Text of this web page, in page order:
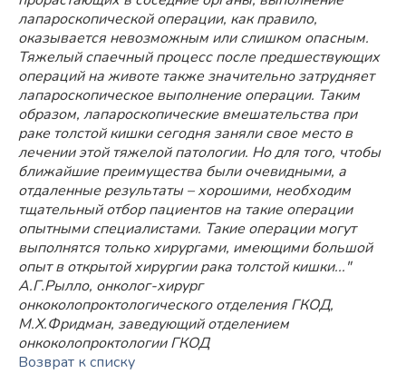
лапароскопической операции, как правило,
оказывается невозможным или слишком опасным.
Тяжелый спаечный процесс после предшествующих
операций на животе также значительно затрудняет
лапароскопическое выполнение операции. Таким
образом, лапароскопические вмешательства при
раке толстой кишки сегодня заняли свое место в
лечении этой тяжелой патологии. Но для того, чтобы
ближайшие преимущества были очевидными, а
отдаленные результаты – хорошими, необходим
тщательный отбор пациентов на такие операции
опытными специалистами. Такие операции могут
выполнятся только хирургами, имеющими большой
опыт в открытой хирургии рака толстой кишки..."
А.Г.Рылло, онколог-хирург
онкоколопроктологического отделения ГКОД,
М.Х.Фридман, заведующий отделением
онкоколопроктологии ГКОД
Возврат к списку